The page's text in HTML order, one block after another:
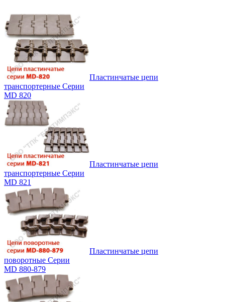
Пластинчатые цепи
транспортерные Серии
MD 820
Пластинчатые цепи
транспортерные Серии
MD 821
Пластинчатые цепи
поворотные Серии
MD 880-879